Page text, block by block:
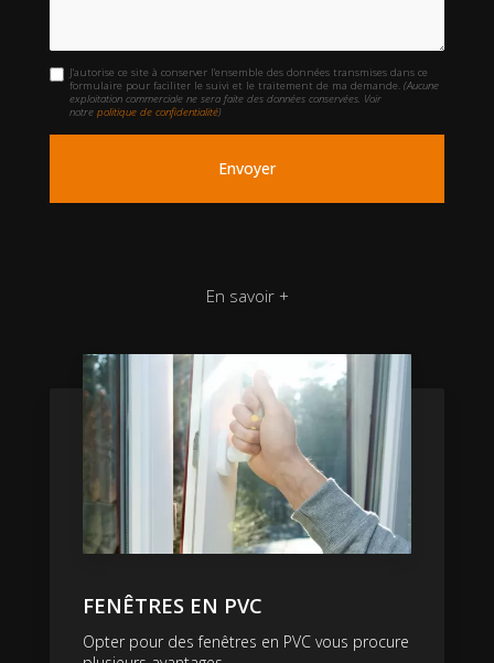
J'autorise ce site à conserver l'ensemble des données transmises dans ce
formulaire pour faciliter le suivi et le traitement de ma demande.(Aucune
exploitation commerciale ne sera faite des données conservées. Voir
notrepolitique de confidentialité)
En savoir +
FENÊTRES EN PVC
Opter pour des fenêtres en PVC vous procure